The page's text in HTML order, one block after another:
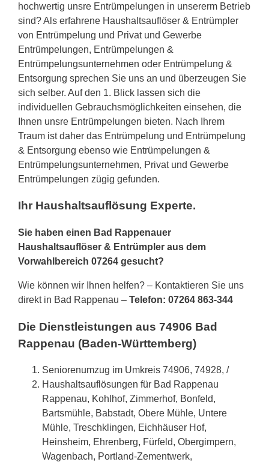
hochwertig unsre Entrümpelungen in unsererm Betrieb
sind? Als erfahrene Haushaltsauflöser & Entrümpler
von Entrümpelung und Privat und Gewerbe
Entrümpelungen, Entrümpelungen &
Entrümpelungsunternehmen oder Entrümpelung &
Entsorgung sprechen Sie uns an und überzeugen Sie
sich selber. Auf den 1. Blick lassen sich die
individuellen Gebrauchsmöglichkeiten einsehen, die
Ihnen unsre Entrümpelungen bieten. Nach Ihrem
Traum ist daher das Entrümpelung und Entrümpelung
& Entsorgung ebenso wie Entrümpelungen &
Entrümpelungsunternehmen, Privat und Gewerbe
Entrümpelungen zügig gefunden.
Ihr Haushaltsauflösung Experte.
Sie haben einen Bad Rappenauer
Haushaltsauflöser & Entrümpler aus dem
Vorwahlbereich 07264 gesucht?
Wie können wir Ihnen helfen? – Kontaktieren Sie uns
direkt in Bad Rappenau – Telefon: 07264 863-344
Die Dienstleistungen aus 74906 Bad
Rappenau (Baden-Württemberg)
Seniorenumzug im Umkreis 74906, 74928, /
Haushaltsauflösungen für Bad Rappenau
Rappenau, Kohlhof, Zimmerhof, Bonfeld,
Bartsmühle, Babstadt, Obere Mühle, Untere
Mühle, Treschklingen, Eichhäuser Hof,
Heinsheim, Ehrenberg, Fürfeld, Obergimpern,
Wagenbach, Portland-Zementwerk,